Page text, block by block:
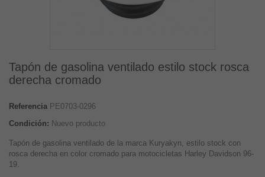
Tapón de gasolina ventilado estilo stock rosca
derecha cromado
Referencia PE0703-0296
Condición: Nuevo producto
Tapón de gasolina ventilado de la marca Kuryakyn, estilo stock con
rosca derecha en color cromado para motocicletas Harley Davidson 96-
19.